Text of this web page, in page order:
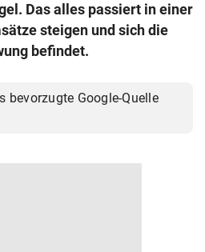
& Co KG 2026
Das alles passiert in einer
steigen und sich die
befindet.
bevorzugte Google-Quelle